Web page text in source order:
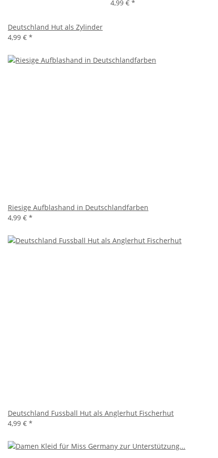
Deutschland Hut als Zylinder
4,99 € *
4,99 € *
Riesige Aufblashand in Deutschlandfarben
4,99 € *
Deutschland Fussball Hut als Anglerhut Fischerhut
4,99 € *